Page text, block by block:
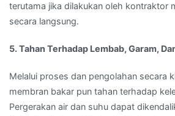
terutama jika dilakukan oleh kontraktor
secara langsung.
5. Tahan Terhadap Lembab, Garam,
Melalui proses dan pengolahan secara
membran bakar pun tahan terhadap
Pergerakan air dan suhu dapat